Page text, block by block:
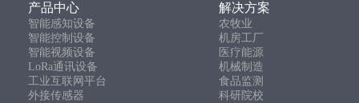
产品中心 解决方案
智能感知设备
农牧业
智能控制设备
机房工厂
智能视频设备
医疗能源
LoRa通讯设备
机械制造
工业互联网平台
食品监测
外接传感器
科研院校